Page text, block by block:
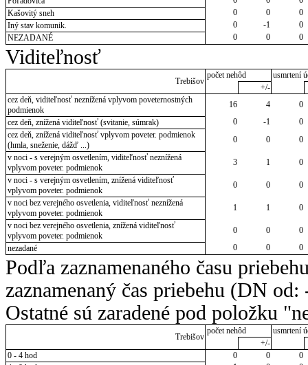
Kašovitý sneh
0 0
0
Iný stav komunik.
0 -1
0
NEZADANÉ
0 0 0
Viditeľnosť
Trebišov
počet nehôd
usmrtení
+/-
cez deň, viditeľnosť neznížená vplyvom poveternostných
podmienok
16 4
0
cez deň, znížená viditeľnosť (svitanie, súmrak)
0 -1
0
cez deň, znížená viditeľnosť vplyvom poveter. podmienok
(hmla, sneženie, dážď ...)
0 0
0
v noci - s verejným osvetlením, viditeľnosť neznížená
vplyvom poveter. podmienok
3 1
0
v noci - s verejným osvetlením, znížená viditeľnosť
vplyvom poveter. podmienok
0 0
0
v noci bez verejného osvetlenia, viditeľnosť neznížená
vplyvom poveter. podmienok
1 1
0
v noci bez verejného osvetlenia, znížená viditeľnosť
vplyvom poveter. podmienok
0 0
0
nezadané
0 0 0
Podľa zaznamenaného času
zaznamenaný čas priebehu (DN
Ostatné sú zaradené pod položku
Trebišov
počet nehôd
usmrtení
+/-
0 - 4 hod
0 0
0